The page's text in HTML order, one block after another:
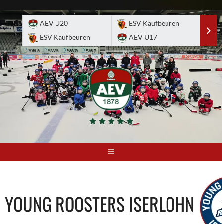
to
content
AEV U20
ESV Kaufbeuren
ESV Kaufbeuren
AEV U17
YOUNG ROOSTERS ISERLOHN